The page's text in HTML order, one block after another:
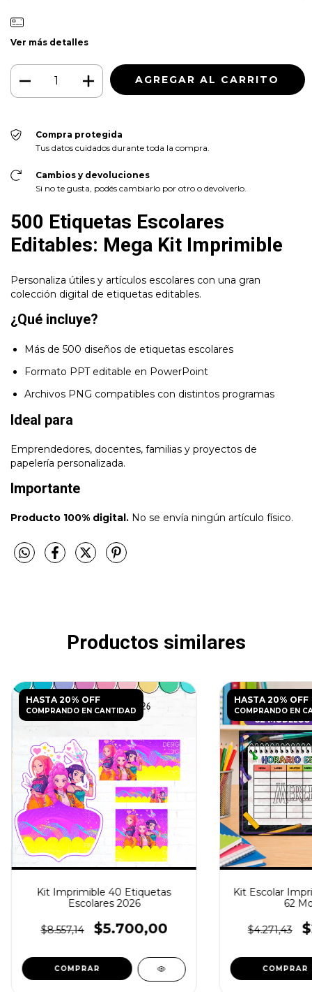
Ver más detalles
Compra protegida
Tus datos cuidados durante toda la compra.
Cambios y devoluciones
Si no te gusta, podés cambiarlo por otro o devolverlo.
500 Etiquetas Escolares
Editables: Mega Kit Imprimible
Personaliza útiles y artículos escolares con una gran
colección digital de etiquetas editables.
¿Qué incluye?
Más de 500 diseños de etiquetas escolares
Formato PPT editable en PowerPoint
Archivos PNG compatibles con distintos programas
Ideal para
Emprendedores, docentes, familias y proyectos de
papelería personalizada.
Importante
Producto 100% digital. No se envía ningún artículo físico.
Productos similares
HASTA 20% OFF
COMPRANDO EN CANTIDAD
Kit Imprimible 40 Etiquetas
Escolares 2026
$8.557,14 $5.700,00
HASTA 20% OFF
COMPRANDO EN
Kit Escolar
62
$4.271,43